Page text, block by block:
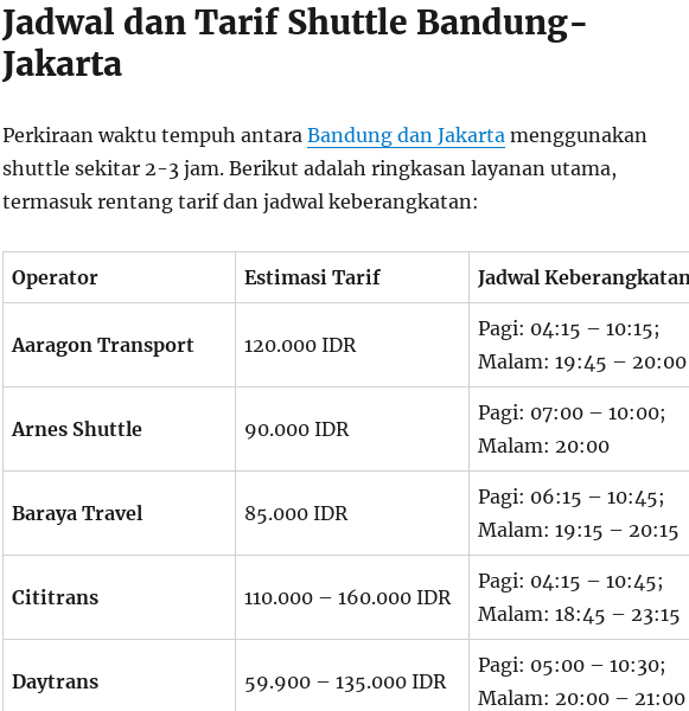
Jadwal dan Tarif Shuttle Bandung-
Jakarta
Perkiraan waktu tempuh antara Bandung dan Jakartamenggunakan
shuttle sekitar 2-3 jam. Berikut adalah ringkasan layanan utama,
termasuk rentang tarif dan jadwal keberangkatan:
Operator Estimasi Tarif Jadwal
Aaragon Transport 120.000 IDR
Pagi: 04:15 – 10:15;
Malam: 19:45 – 20:00
Arnes Shuttle 90.000 IDR
Pagi: 07:00 – 10:00;
Malam: 20:00
Baraya Travel 85.000 IDR
Pagi: 06:15 – 10:45;
Malam: 19:15 – 20:15
Cititrans 110.000 – 160.000 IDR
Pagi: 04:15 – 10:45;
Malam: 18:45 – 23:15
Daytrans 59.900 – 135.000 IDR
Pagi: 05:00 – 10:30;
Malam: 20:00 – 21:00